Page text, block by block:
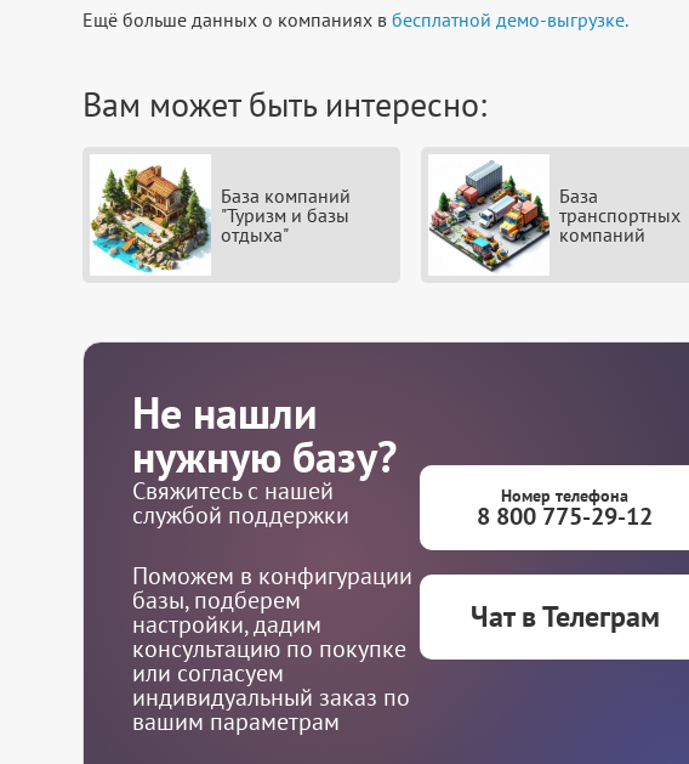
Ещё больше данных о компаниях вбесплатной демо-выгрузке.
Вам может быть интересно:
База компаний
"Туризм и базы
отдыха"
База
транспортных
компаний
Не нашли
нужную базу?
Свяжитесь с нашей
службой поддержки
Поможем в конфигурации
базы, подберем
настройки, дадим
консультацию по покупке
или согласуем
индивидуальный заказ по
вашим параметрам
Номер телефона
8 800 775-29-12
Чат в Телеграм